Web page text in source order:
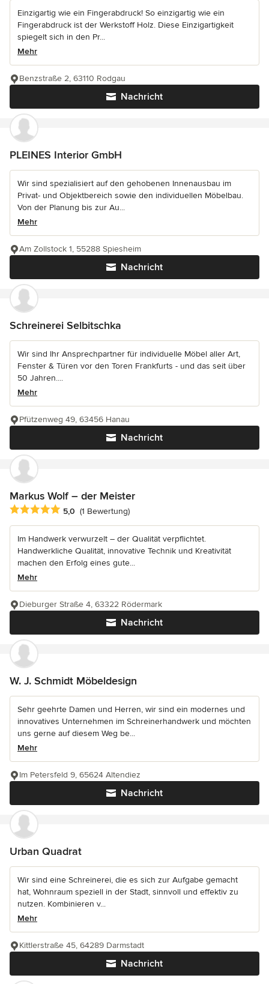
Einzigartig wie ein Fingerabdruck! So einzigartig wie ein
Fingerabdruck ist der Werkstoff Holz. Diese Einzigartigkeit
spiegelt sich in den Pr...
Mehr
Nachricht
Benzstraße 2, 63110 Rodgau
PLEINES Interior GmbH
Wir sind spezialisiert auf den gehobenen Innenausbau im
Privat- und Objektbereich sowie den individuellen Möbelbau.
Von der Planung bis zur Au...
Mehr
Nachricht
Am Zollstock 1, 55288 Spiesheim
Schreinerei Selbitschka
Wir sind Ihr Ansprechpartner für individuelle Möbel aller Art,
Fenster & Türen vor den Toren Frankfurts - und das seit über
50 Jahren....
Mehr
Nachricht
Pfützenweg 49, 63456 Hanau
Markus Wolf – der Meister
Durchschnittliche Bewertung: 5 von 5 Sternen
5,0 (1 Bewertung)
Im Handwerk verwurzelt – der Qualität verpflichtet.
Handwerkliche Qualität, innovative Technik und Kreativität
machen den Erfolg eines gute...
Mehr
Nachricht
Dieburger Straße 4, 63322 Rödermark
W. J. Schmidt Möbeldesign
Sehr geehrte Damen und Herren, wir sind ein modernes und
innovatives Unternehmen im Schreinerhandwerk und möchten
uns gerne auf diesem Weg be...
Mehr
Nachricht
Im Petersfeld 9, 65624 Altendiez
Urban Quadrat
Wir sind eine Schreinerei, die es sich zur Aufgabe gemacht
hat, Wohnraum speziell in der Stadt, sinnvoll und effektiv zu
nutzen. Kombinieren v...
Mehr
Nachricht
Kittlerstraße 45, 64289 Darmstadt